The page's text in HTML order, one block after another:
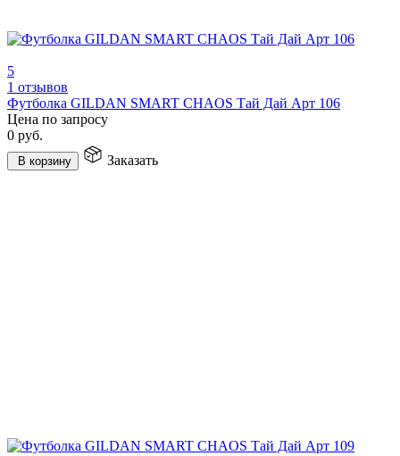
5
1 отзывов
Футболка GILDAN SMART CHAOS Тай Дай Арт 106
Цена по запросу
0 руб.
В корзину Заказать